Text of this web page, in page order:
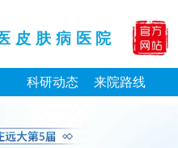
皮肤病医院
科研动态 来院路线